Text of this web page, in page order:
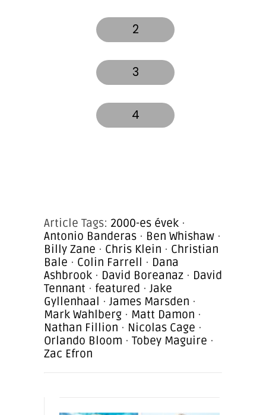
2
3
4
Article Tags: 2000-es évek ·
Antonio Banderas · Ben Whishaw ·
Billy Zane · Chris Klein · Christian
Bale · Colin Farrell · Dana
Ashbrook · David Boreanaz · David
Tennant · featured · Jake
Gyllenhaal · James Marsden ·
Mark Wahlberg · Matt Damon ·
Nathan Fillion · Nicolas Cage ·
Orlando Bloom · Tobey Maguire ·
Zac Efron